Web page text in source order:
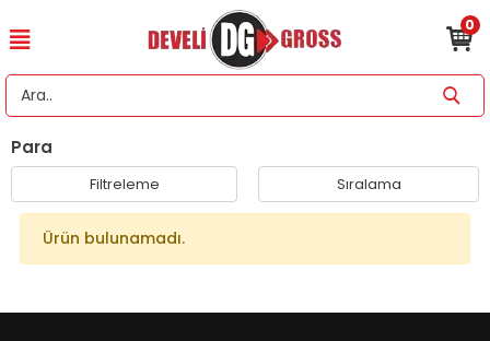
0
Para
Filtreleme Sıralama
Ürün bulunamadı.